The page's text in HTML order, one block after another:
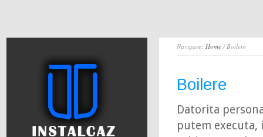
Navigare: Home/ Boilere
Boilere
Datorita
putem